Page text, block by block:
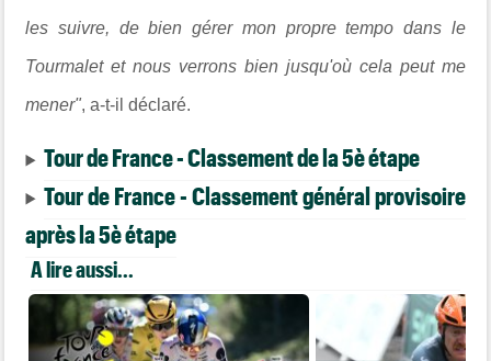
les suivre, de bien gérer mon propre tempo dans le
Tourmalet et nous verrons bien jusqu'où cela peut me
mener", a-t-il déclaré.
Tour de France - Classement de la 5è étape
Tour de France - Classement général provisoire
après la 5è étape
A lire aussi...